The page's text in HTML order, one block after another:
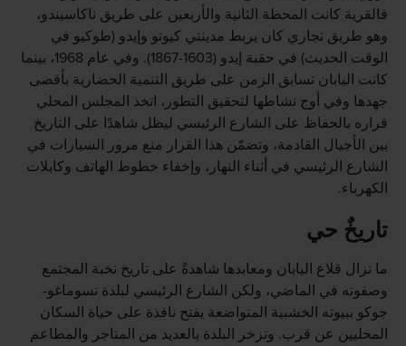
فالقرية كانت المحطة الثانية والأربعين على طريق ناكاسيندو،
وهو طريق تجاري كان يربط مدينتي كيوتو وإيدو (طوكيو في
الوقت الحديث) في حقبة إيدو (1603-1867). وفي عام 1968، بينما
كانت اليابان تسابق الزمن على طريق التنمية الحضارية بأقصى
جهدها وفي أوج نشاطها لتحقيق التطور، اتخذ المجلس المحلي
قراره بالحفاظ على الشارع الرئيسي ليظل شاهدًا على التاريخ
بين الأجيال القادمة، وتضمّن هذا القرار منع مرور السيارات في
الشارع الرئيسي في أثناء النهار، وإخفاء خطوط الهاتف وكابلات
الكهرباء.
تاريخٌ حي
ما تزال قلاع اليابان ومعابدها شاهدةً على تاريخ نخبة المجتمع
وصفوته في الماضي، ولكن الشارع الرئيسي لبلدة تسوماغو-
جوكو ببيوته الخشبية المتواضعة يفتح نافذة على حياة السكان
المحليين عن قرب. وتزخر البلدة بالعديد من المتاجر والمطاعم